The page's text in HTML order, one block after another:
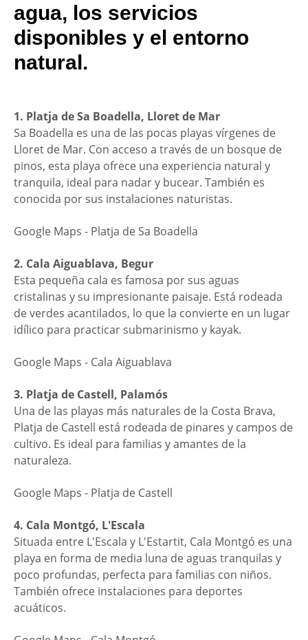
agua, los servicios
disponibles y el entorno
natural.
1. Platja de Sa Boadella, Lloret de Mar
Sa Boadella es una de las pocas playas vírgenes de
Lloret de Mar. Con acceso a través de un bosque de
pinos, esta playa ofrece una experiencia natural y
tranquila, ideal para nadar y bucear. También es
conocida por sus instalaciones naturistas.
Google Maps - Platja de Sa Boadella
2. Cala Aiguablava, Begur
Esta pequeña cala es famosa por sus aguas
cristalinas y su impresionante paisaje. Está rodeada
de verdes acantilados, lo que la convierte en un lugar
idílico para practicar submarinismo y kayak.
Google Maps - Cala Aiguablava
3. Platja de Castell, Palamós
Una de las playas más naturales de la Costa Brava,
Platja de Castell está rodeada de pinares y campos de
cultivo. Es ideal para familias y amantes de la
naturaleza.
Google Maps - Platja de Castell
4. Cala Montgó, L'Escala
Situada entre L'Escala y L'Estartit, Cala Montgó es una
playa en forma de media luna de aguas tranquilas y
poco profundas, perfecta para familias con niños.
También ofrece instalaciones para deportes
acuáticos.